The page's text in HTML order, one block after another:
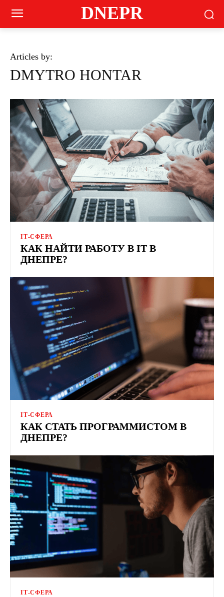
DNEPR
Articles by:
DMYTRO HONTAR
ІТ-СФЕРА
КАК НАЙТИ РАБОТУ В IT В
ДНЕПРЕ?
ІТ-СФЕРА
КАК СТАТЬ ПРОГРАММИСТОМ В
ДНЕПРЕ?
ІТ-СФЕРА